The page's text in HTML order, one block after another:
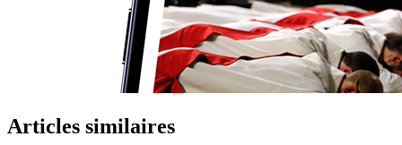
Articles similaires